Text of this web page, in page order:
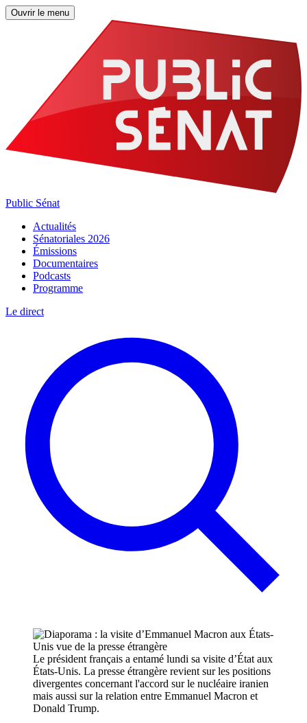
Ouvrir le menu
Public Sénat
Actualités
Sénatoriales 2026
Émissions
Documentaires
Podcasts
Programme
Le direct
Le président français a entamé lundi sa visite d’État aux
États-Unis. La presse étrangère revient sur les positions
divergentes concernant l'accord sur le nucléaire iranien
mais aussi sur la relation entre Emmanuel Macron et
Donald Trump.